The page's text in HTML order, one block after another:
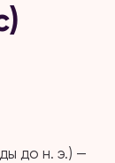
до н. э.) —